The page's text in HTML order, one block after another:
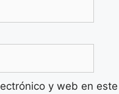
y web en este